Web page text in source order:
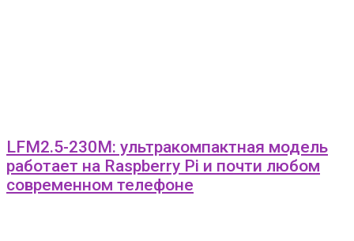
LFM2.5-230M: ультракомпактная модель
работает на Raspberry Pi и почти любом
современном телефоне